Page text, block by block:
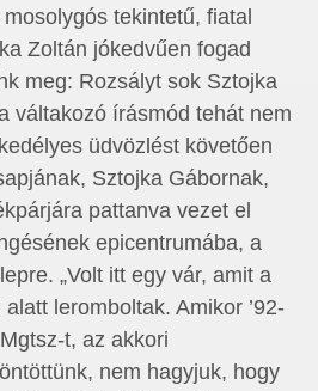
tekintetű, fiatal
Zoltán jókedvűen fogad
meg: Rozsályt sok Sztojka
váltakozó írásmód tehát nem
üdvözlést köve­tően
Sztojka Gábornak,
pattanva vezet el
epicentrumába, a
„Volt itt egy vár, amit a
leromboltak. Amikor ’92-
t, az akkori
nem hagyjuk, hogy